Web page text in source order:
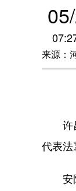
来源：
许昌
代表法
安阳